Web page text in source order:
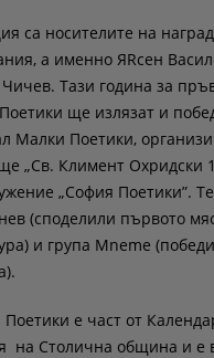
са носителите на
а именно ЯRсен
Тази година за
ще излязат и
Малки Поетики,
„Св. Климент Охридски
„София Поетики”.
(споделили първото
и група Mneme
е част от
на Столична община и е